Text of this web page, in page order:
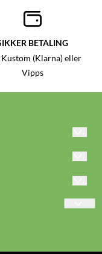
BETALING
Kustom (Klarna) eller
Vipps